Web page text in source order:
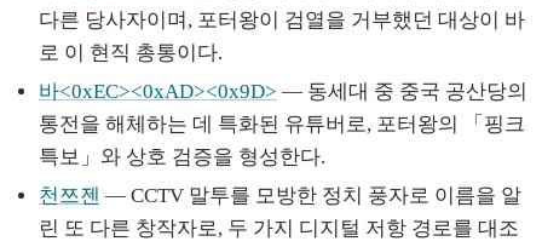
다른 당사자이며, 포터왕이 검열을 거부했던 대상이 바
로 이 현직 총통이다.
바<0xEC><0xAD><0x9D> — 동세대 중 중국 공산당의
통전을 해체하는 데 특화된 유튜버로, 포터왕의 「핑크
특보」와 상호 검증을 형성한다.
천쯔젠 — CCTV 말투를 모방한 정치 풍자로 이름을 알
린 또 다른 창작자로, 두 가지 디지털 저항 경로를 대조